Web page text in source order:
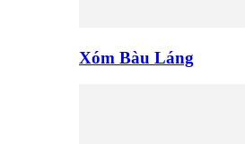
Xóm Bàu Láng